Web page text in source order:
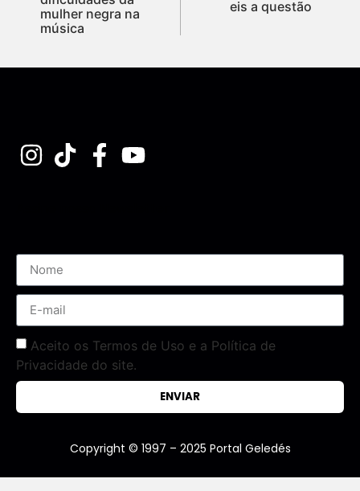
mulher negra na
música
eis a questão
Aceito os Termos de Uso e a Política de
Privacidade do site.
ENVIAR
Copyright © 1997 – 2025 Portal Geledés